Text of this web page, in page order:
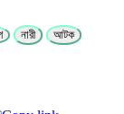
নারী আটক